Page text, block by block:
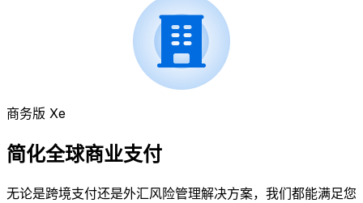
商务版 Xe
简化全球商业支付
无论是跨境支付还是外汇风险管理解决方案，我们都能满足您